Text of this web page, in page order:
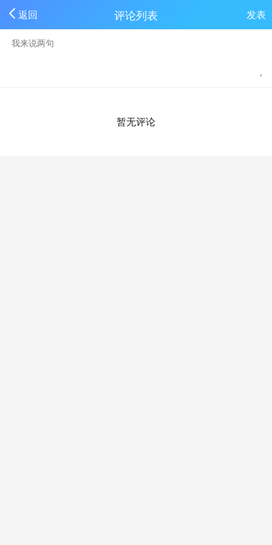
返回 评论列表 发表
暂无评论